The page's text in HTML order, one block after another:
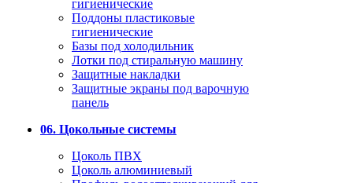
гигиенические
Поддоны пластиковые
гигиенические
Базы под холодильник
Лотки под стиральную машину
Защитные накладки
Защитные экраны под варочную
панель
06. Цокольные системы
Цоколь ПВХ
Цоколь алюминиевый